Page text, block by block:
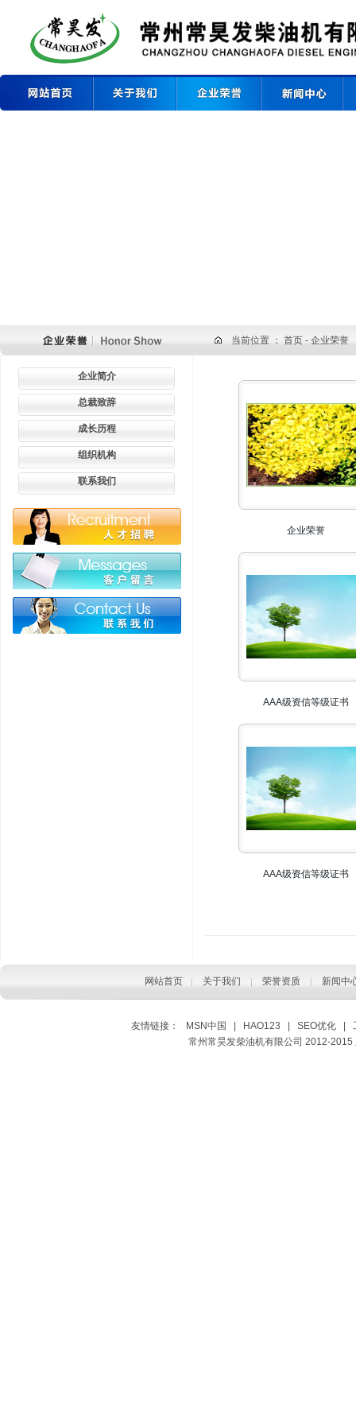
当前位置 ： 首页 - 企业荣誉
企业简介
总裁致辞
成长历程
组织机构
联系我们
企业荣誉
AAA级资信等级证书
AAA级资信等级证书
网站首页 关于我们 荣誉资质 新闻中
友情链接： MSN中国 HAO123 SEO优化|
常州常昊发柴油机有限公司 2012-